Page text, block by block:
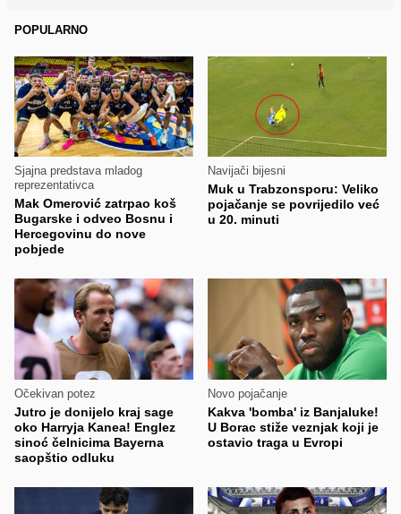
POPULARNO
Sjajna predstava mladog
reprezentativca
Mak Omerović zatrpao koš
Bugarske i odveo Bosnu i
Hercegovinu do nove
pobjede
Navijači bijesni
Muk u Trabzonsporu: Veliko
pojačanje se povrijedilo već
u 20. minuti
Očekivan potez
Jutro je donijelo kraj sage
oko Harryja Kanea! Englez
sinoć čelnicima Bayerna
saopštio odluku
Novo pojačanje
Kakva 'bomba' iz Banjaluke!
U Borac stiže veznjak koji je
ostavio traga u Evropi